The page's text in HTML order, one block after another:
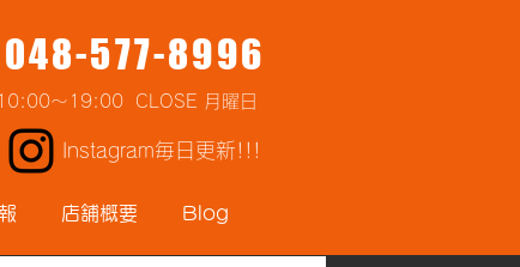
577-8996
～19:00 CLOSE 月曜日
Instagram毎日更新!!!
店舗概要 Blog